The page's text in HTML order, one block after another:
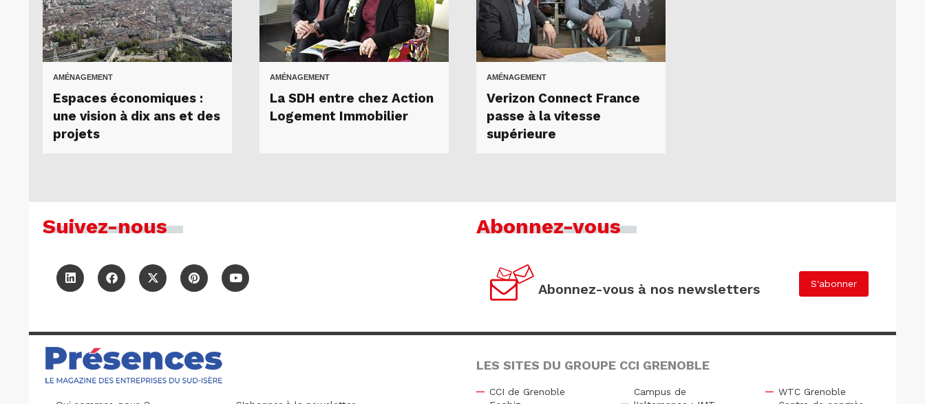
AMÉNAGEMENT
Espaces économiques :
une vision à dix ans et des
projets
AMÉNAGEMENT
La SDH entre chez Action
Logement Immobilier
AMÉNAGEMENT
Verizon Connect France
passe à la vitesse
supérieure
Suivez-nous Abonnez-vous
Abonnez-vous à nos newsletters S'abonner
LES SITES DU GROUPE CCI GRENOBLE
CCI de Grenoble
Campus de
WTC Grenoble